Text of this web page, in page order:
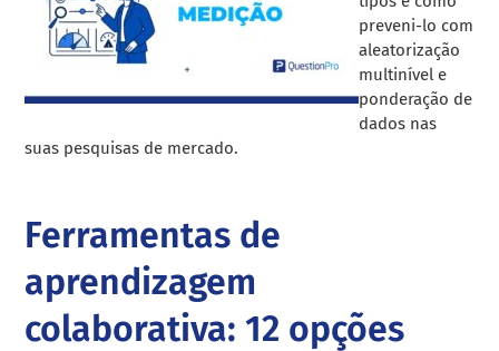
preveni-lo com
aleatorização
multinível e
ponderação de
dados nas
suas pesquisas de mercado.
Ferramentas de
aprendizagem
colaborativa: 12 opções